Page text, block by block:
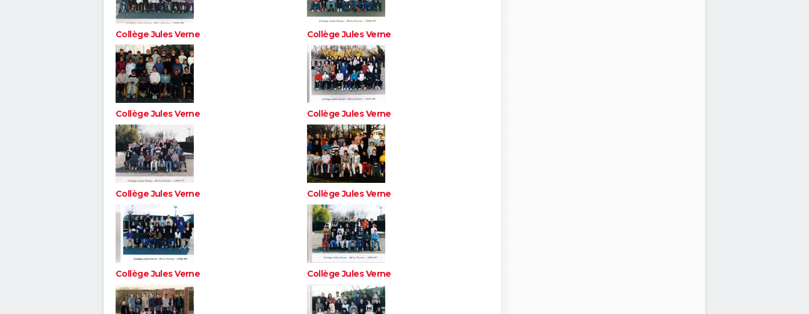
Collège Jules Verne Collège Jules Verne
Collège Jules Verne Collège Jules Verne
Collège Jules Verne Collège Jules Verne
Collège Jules Verne Collège Jules Verne